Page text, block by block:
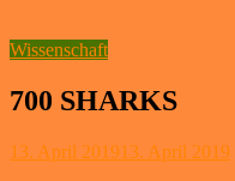
Wissenschaft
700 SHARKS
13. April 201913. April 2019